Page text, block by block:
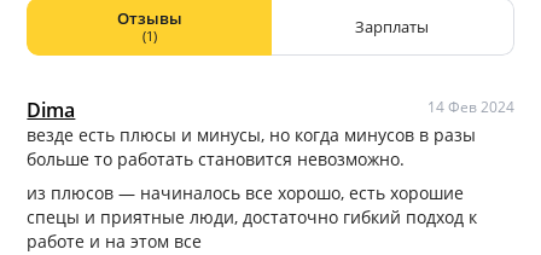
Отзывы
(1) Зарплаты
Dima 14 Фев 2024
везде есть плюсы и минусы, но когда минусов в разы
больше то работать становится невозможно.
из плюсов — начиналось все хорошо, есть хорошие
спецы и приятные люди, достаточно гибкий подход к
работе и на этом все